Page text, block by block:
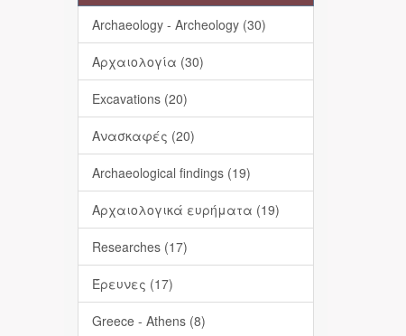
Archaeology - Archeology (30)
Αρχαιολογία (30)
Excavations (20)
Ανασκαφές (20)
Archaeological findings (19)
Αρχαιολογικά ευρήματα (19)
Researches (17)
Έρευνες (17)
Greece - Athens (8)